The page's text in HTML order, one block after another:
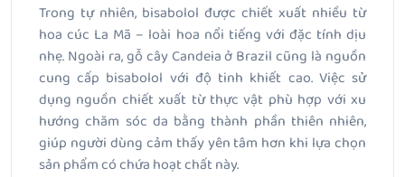
Trong tự nhiên, bisabolol được chiết xuất nhiều từ
hoa cúc La Mã – loài hoa nổi tiếng với đặc tính dịu
nhẹ. Ngoài ra, gỗ cây Candeia ở Brazil cũng là nguồn
cung cấp bisabolol với độ tinh khiết cao. Việc sử
dụng nguồn chiết xuất từ thực vật phù hợp với xu
hướng chăm sóc da bằng thành phần thiên nhiên,
giúp người dùng cảm thấy yên tâm hơn khi lựa chọn
sản phẩm có chứa hoạt chất này.